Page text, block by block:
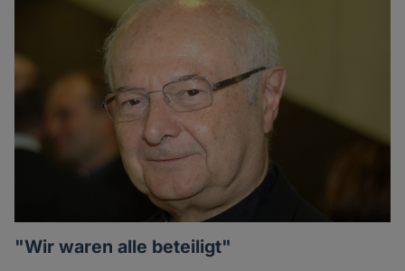
"Wir waren alle beteiligt"